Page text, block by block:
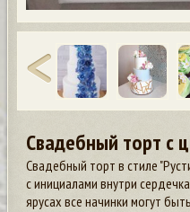
Свадебный торт с
Свадебный торт в стиле
с инициалами внутри
ярусах все начинки могут